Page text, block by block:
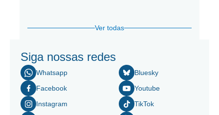
Ver todas
Siga nossas redes
Whatsapp
Facebook
Instagram
Bluesky
Youtube
TikTok